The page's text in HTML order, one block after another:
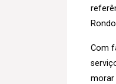
Com
morar